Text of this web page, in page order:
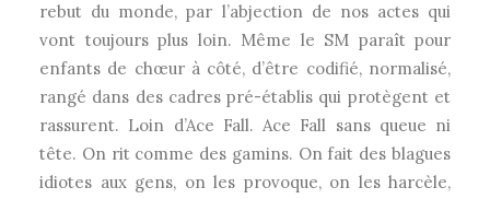
rebut du monde, par l’abjection de nos actes qui
vont toujours plus loin. Même le SM paraît pour
enfants de chœur à côté, d’être codifié, normalisé,
rangé dans des cadres pré-établis qui protègent et
rassurent. Loin d’Ace Fall. Ace Fall sans queue ni
tête. On rit comme des gamins. On fait des blagues
idiotes aux gens, on les provoque, on les harcèle,